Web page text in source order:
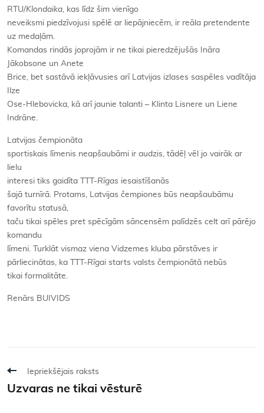
RTU/Klondaika, kas līdz šim vienīgo
neveiksmi piedzīvojusi spēlē ar liepājniecēm, ir reāla pretendente
uz medaļām.
Komandas rindās joprojām ir ne tikai pieredzējušās Ināra
Jākobsone un Anete
Brice, bet sastāvā iekļāvusies arī Latvijas izlases saspēles vadītāja
Ilze
Ose-Hlebovicka, kā arī jaunie talanti – Klinta Lisnere un Liene
Indrāne.
Latvijas čempionāta
sportiskais līmenis neapšaubāmi ir audzis, tādēļ vēl jo vairāk ar
lielu
interesi tiks gaidīta TTT-Rīgas iesaistīšanās
šajā turnīrā. Protams, Latvijas čempiones būs neapšaubāmu
favorītu statusā,
taču tikai spēles pret spēcīgām sāncensēm palīdzēs celt arī pārējo
komandu
līmeni. Turklāt vismaz viena Vidzemes kluba pārstāves ir
pārliecinātas, ka TTT-Rīgai starts valsts čempionātā nebūs
tikai formalitāte.
Renārs BUIVIDS
Iepriekšējais raksts
Uzvaras ne tikai vēsturē